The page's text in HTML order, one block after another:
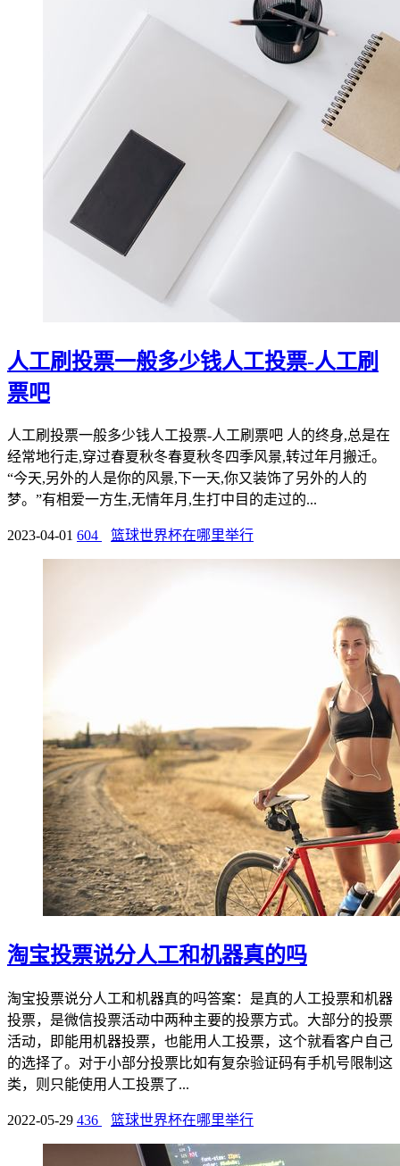
人工刷投票一般多少钱人工投票-人工刷
票吧
人工刷投票一般多少钱人工投票-人工刷票吧 人的终身,总是在
经常地行走,穿过春夏秋冬春夏秋冬四季风景,转过年月搬迁。
“今天,另外的人是你的风景,下一天,你又装饰了另外的人的
梦。”有相爱一方生,无情年月,生打中目的走过的...
2023-04-01 604 篮球世界杯在哪里举行
淘宝投票说分人工和机器真的吗
淘宝投票说分人工和机器真的吗答案：是真的人工投票和机器
投票，是微信投票活动中两种主要的投票方式。大部分的投票
活动，即能用机器投票，也能用人工投票，这个就看客户自己
的选择了。对于小部分投票比如有复杂验证码有手机号限制这
类，则只能使用人工投票了...
2022-05-29 436 篮球世界杯在哪里举行